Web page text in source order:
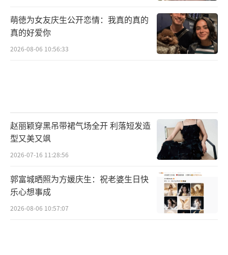
萌徳为女友庆生公开恋情：我真的真的
真的好爱你
2026-08-06 10:56:33
赵丽颖穿黑吊带裙气场全开 利落短发造
型又美又飒
2026-07-16 11:28:56
郭富城晒照为方媛庆生：祝老婆生日快
乐心想事成
2026-08-06 10:57:07